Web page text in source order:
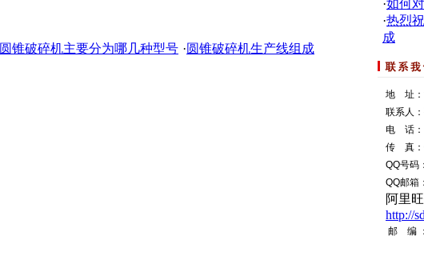
圆锥破碎机主要分为哪几种型号 ·圆锥破碎机生产线组成
·如何
·热烈
成
地 址：
联系人
电 话：
传 真：
QQ号码
QQ邮箱 ：
阿里
http://
邮 编